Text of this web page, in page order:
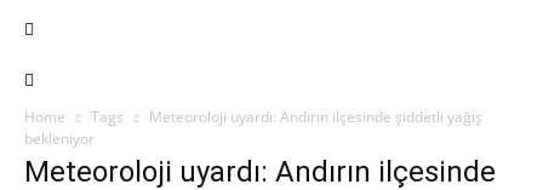
Home Tags
Meteoroloji uyardı: Andırın ilçesinde şiddetli yağış
bekleniyor
Meteoroloji uyardı: Andırın ilçesinde